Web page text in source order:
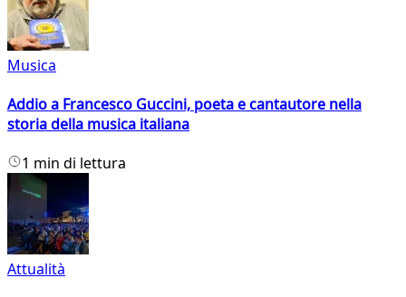
Musica
Addio a Francesco Guccini, poeta e cantautore nella
storia della musica italiana
1 min di lettura
Attualità